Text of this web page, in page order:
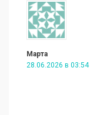
Марта
28.06.2026 в 03:54